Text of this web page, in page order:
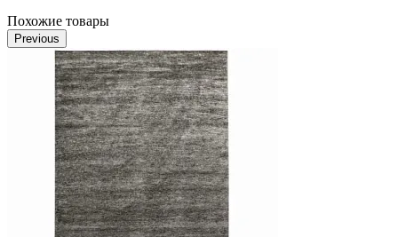
Похожие товары
Previous